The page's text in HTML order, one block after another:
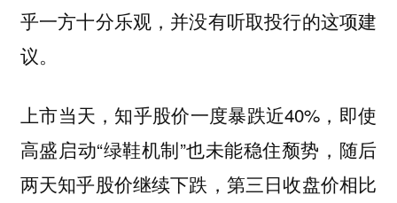
乎一方十分乐观，并没有听取投行的这项建
议。
上市当天，知乎股价一度暴跌近40%，即使
高盛启动“绿鞋机制”也未能稳住颓势，随后
两天知乎股价继续下跌，第三日收盘价相比